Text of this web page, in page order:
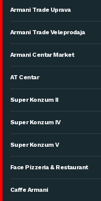
Armani Trade Uprava
Armani Trade Veleprodaja
Armani Centar Market
AT Centar
Super Konzum II
Super Konzum IV
Super Konzum V
Face Pizzeria & Restaurant
Caffe Armani